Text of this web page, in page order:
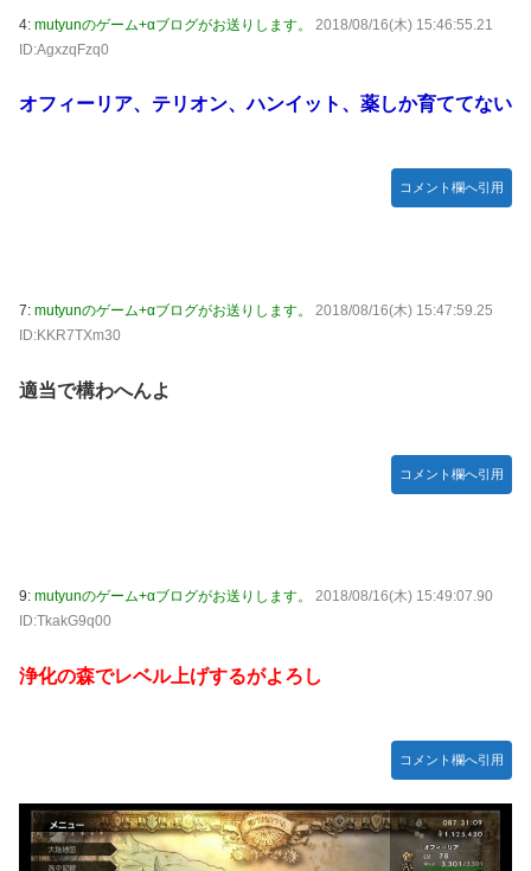
メディア「Switch2、499ドルでも安い800ドル超えるか
も。PS5は直近での値上げ可能性低い」
【画像】吉岡里帆さん、モリマン具合がよくわかる証拠がこ
ｗｗ
件 その８
【仮面ライダーゼッツ】玖門宗馬にときめいてる女性ファン
【エヴァンゲリオン】 セガ「アヤナミレイ（仮称）‐プラグ
あなたは衛宮士郎の代わりに五次に挑むようです 第411話
定＆最新PV公開！思ったより発売早い…もう半年後か！
【朗報】 ほの暮らしの庭、100時間遊べてストーリーも面白
いスタバレの上位互換だとまじで好評
4: mutyunのゲーム+αブログがお送りします。
2018/08/16(木) 15:46:55.21
ID:AgxzqFzq0
オフィーリア、テリオン、ハンイット、薬しか育ててない
コメント欄へ引用
7: mutyunのゲーム+αブログがお送りします。
2018/08/16(木) 15:47:59.25
ID:KKR7TXm30
適当で構わへんよ
コメント欄へ引用
9: mutyunのゲーム+αブログがお送りします。
2018/08/16(木) 15:49:07.90
ID:TkakG9q00
浄化の森でレベル上げするがよろし
コメント欄へ引用